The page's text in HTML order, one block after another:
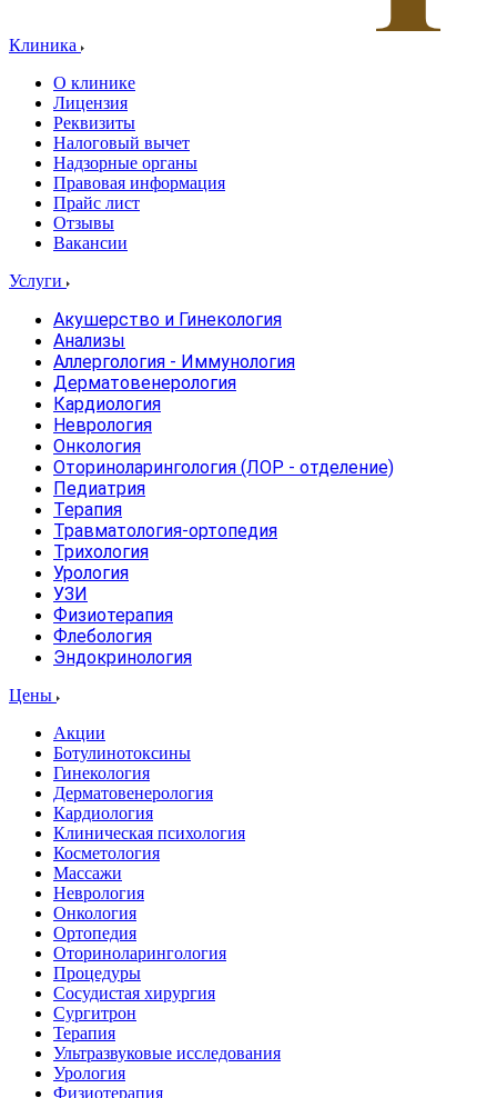
Клиника
О клинике
Лицензия
Реквизиты
Налоговый вычет
Надзорные органы
Правовая информация
Прайс лист
Отзывы
Вакансии
Услуги
Акушерство и Гинекология
Анализы
Аллергология - Иммунология
Дерматовенерология
Кардиология
Неврология
Онкология
Оториноларингология (ЛОР - отделение)
Педиатрия
Терапия
Травматология-ортопедия
Трихология
Урология
УЗИ
Физиотерапия
Флебология
Эндокринология
Цены
Акции
Ботулинотоксины
Гинекология
Дерматовенерология
Кардиология
Клиническая психология
Косметология
Массажи
Неврология
Онкология
Ортопедия
Оториноларингология
Процедуры
Сосудистая хирургия
Сургитрон
Терапия
Ультразвуковые исследования
Урология
Физиотерапия